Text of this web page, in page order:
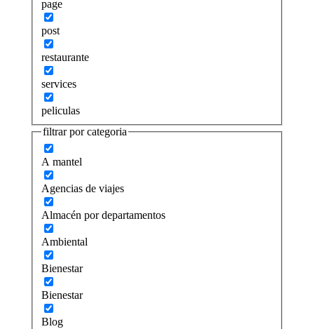
page
post
restaurante
services
peliculas
filtrar por categoria
A mantel
Agencias de viajes
Almacén por departamentos
Ambiental
Bienestar
Bienestar
Blog